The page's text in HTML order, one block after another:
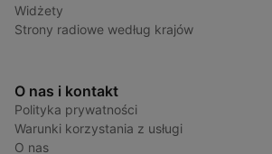
Widżety
Strony radiowe według krajów
O nas i kontakt
Polityka prywatności
Warunki korzystania z usługi
O nas